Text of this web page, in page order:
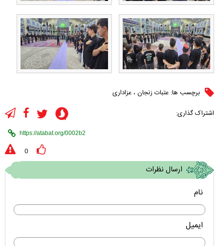
برچسب ها: عتبات زنجان ، عزاداری
اشتراک گذاری:
0
ارسال نظرات
نام
ایمیل